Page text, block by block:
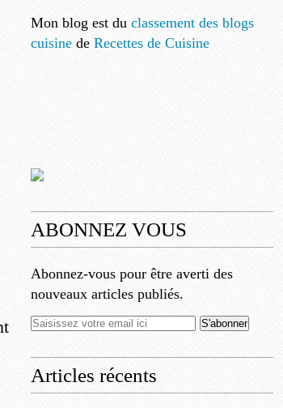
Mon blog est du classement des blogs
cuisine de Recettes de Cuisine
ABONNEZ VOUS
Abonnez-vous pour être averti des
nouveaux articles publiés.
Articles récents